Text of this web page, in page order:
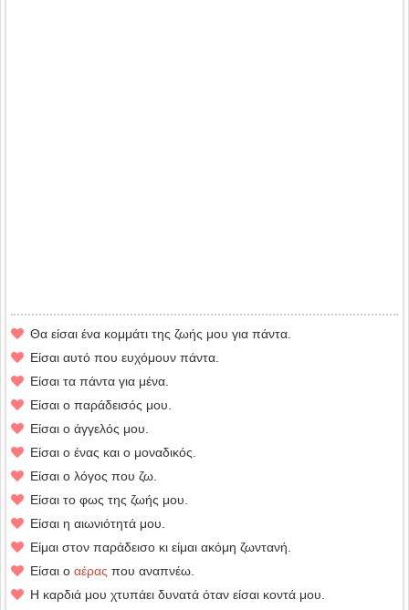
Θα είσαι ένα κομμάτι της ζωής μου για πάντα.
Είσαι αυτό που ευχόμουν πάντα.
Είσαι τα πάντα για μένα.
Είσαι ο παράδεισός μου.
Είσαι ο άγγελός μου.
Είσαι ο ένας και ο μοναδικός.
Είσαι ο λόγος που ζω.
Είσαι το φως της ζωής μου.
Είσαι η αιωνιότητά μου.
Είμαι στον παράδεισο κι είμαι ακόμη ζωντανή.
Είσαι ο αέρας που αναπνέω.
Η καρδιά μου χτυπάει δυνατά όταν είσαι κοντά μου.